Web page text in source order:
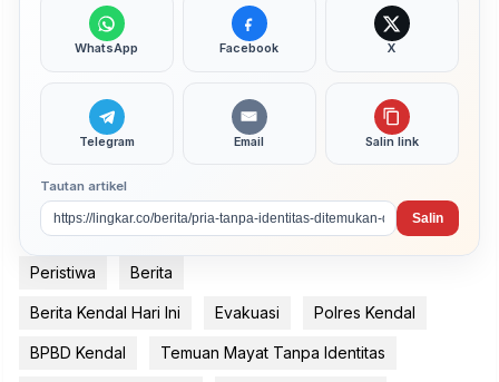
WhatsApp Facebook X
Telegram Email Salin link
Tautan artikel
Salin
Peristiwa Berita
Berita Kendal Hari Ini Evakuasi Polres Kendal
BPBD Kendal Temuan Mayat Tanpa Identitas